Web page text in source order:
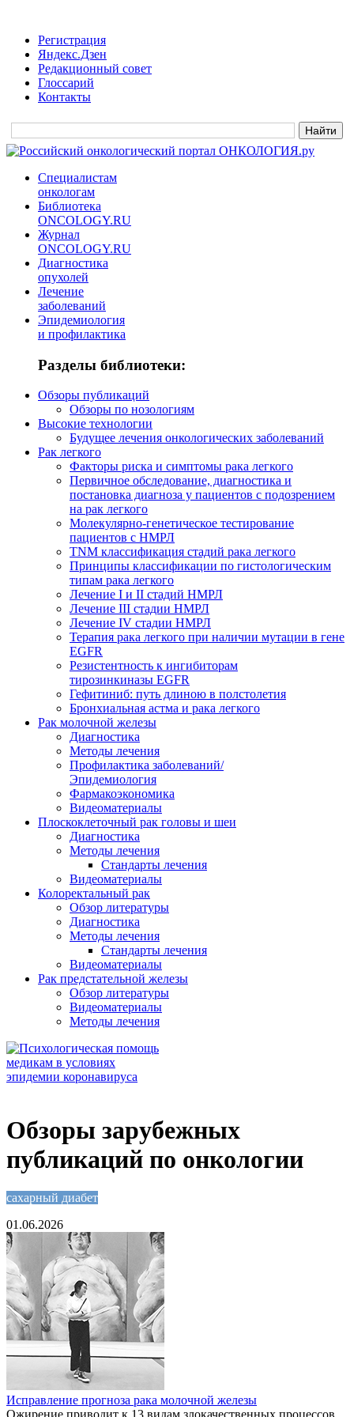
Регистрация
Яндекс.Дзен
Редакционный совет
Глоссарий
Контакты
Специалистам
онкологам
Библиотека
ONCOLOGY.RU
Журнал
ONCOLOGY.RU
Диагностика
опухолей
Лечение
заболеваний
Эпидемиология
и профилактика
Разделы библиотеки:
Обзоры публикаций
Обзоры по нозологиям
Высокие технологии
Будущее лечения онкологических заболеваний
Рак легкого
Факторы риска и симптомы рака легкого
Первичное обследование, диагностика и
постановка диагноза у пациентов с подозрением
на рак легкого
Молекулярно-генетическое тестирование
пациентов с НМРЛ
TNM классификация стадий рака легкого
Принципы классификации по гистологическим
типам рака легкого
Лечение I и II стадий НМРЛ
Лечение III стадии НМРЛ
Лечение IV стадии НМРЛ
Терапия рака легкого при наличии мутации в гене
EGFR
Резистентность к ингибиторам
тирозинкиназы EGFR
Гефитиниб: путь длиною в полстолетия
Бронхиальная астма и рака легкого
Рак молочной железы
Диагностика
Методы лечения
Профилактика заболеваний/
Эпидемиология
Фармакоэкономика
Видеоматериалы
Плоскоклеточный рак головы и шеи
Диагностика
Методы лечения
Стандарты лечения
Видеоматериалы
Колоректальный рак
Обзор литературы
Диагностика
Методы лечения
Стандарты лечения
Видеоматериалы
Рак предстательной железы
Обзор литературы
Видеоматериалы
Методы лечения
Обзоры зарубежных
публикаций по онкологии
сахарный диабет
01.06.2026
Исправление прогноза рака молочной железы